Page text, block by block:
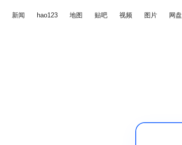
新闻 hao123 地图 贴吧 视频 图片 网盘